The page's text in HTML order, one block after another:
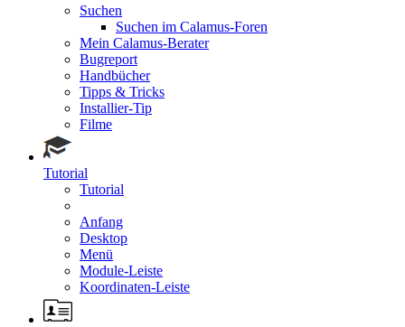
Suchen
Suchen im Calamus-Foren
Mein Calamus-Berater
Bugreport
Handbücher
Tipps & Tricks
Installier-Tip
Filme
Tutorial
Tutorial
Anfang
Desktop
Menü
Module-Leiste
Koordinaten-Leiste